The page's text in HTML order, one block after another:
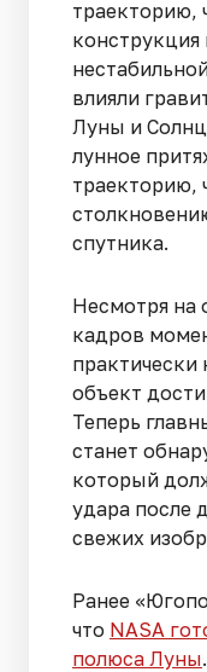
траекторию,
влияли
Луны и
лунное
траекторию,
спутника.
Несмотря на
кадров
практически
объект
Теперь
станет
который
удара после
свежих
Ранее
что NASA
полюса Луны.